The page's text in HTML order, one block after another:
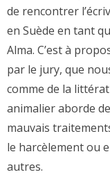
de rencontrer
en Suède en tant
Alma. C’est à
par le jury, que
comme de la
animalier aborde
mauvais
le harcèlement ou
autres.